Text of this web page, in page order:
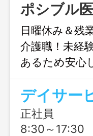
ポシブル
日曜休み＆残
介護職！未経
あるため安心
あり、働きな
デイサー
正社員
8:30～17:30